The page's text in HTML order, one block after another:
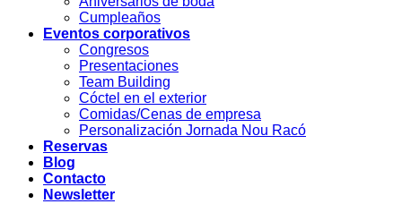
Cumpleaños
Eventos corporativos
Congresos
Presentaciones
Team Building
Cóctel en el exterior
Comidas/Cenas de empresa
Personalización Jornada Nou Racó
Reservas
Blog
Contacto
Newsletter